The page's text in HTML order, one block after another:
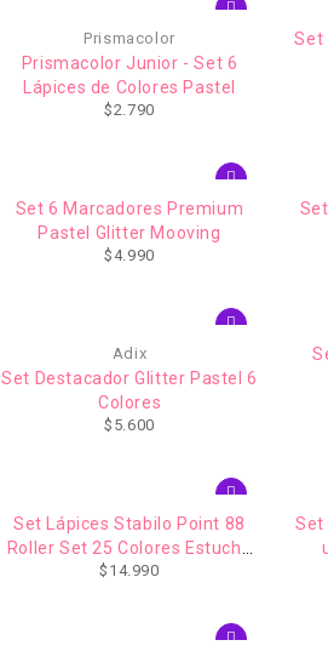
Prismacolor
Prismacolor Junior - Set 6
Lápices de Colores Pastel
$2.790
Set
Set 6 Marcadores Premium
Pastel Glitter Mooving
$ 4.990
Adix
Set Destacador Glitter Pastel 6
Colores
$ 5.600
Set Lápices Stabilo Point 88
Roller Set 25 Colores Estuche
Tela
$ 14.990
Set